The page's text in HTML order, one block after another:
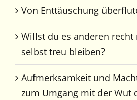
Von Enttäuschung
Willst du es anderen
selbst treu bleiben?
Aufmerksamkeit und
zum Umgang mit der Wut